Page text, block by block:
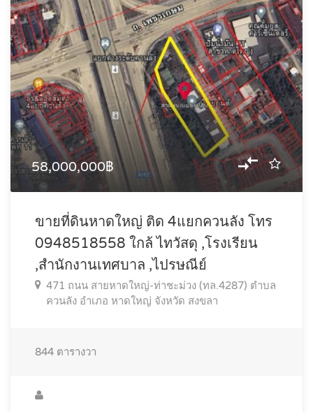
58,000,000฿
ขายที่ดินหาดใหญ่ ติด 4แยกควนลัง โทร
0948518558 ใกล้ ไทวัสดุ ,โรงเรียน
,สำนักงานเทศบาล ,ไปรษณีย์
471 ถนน สายหาดใหญ่-ท่าชะม่วง (ทล.4287) ตำบล
ควนลัง อำเภอ หาดใหญ่ จังหวัด สงขลา
844 ตารางวา